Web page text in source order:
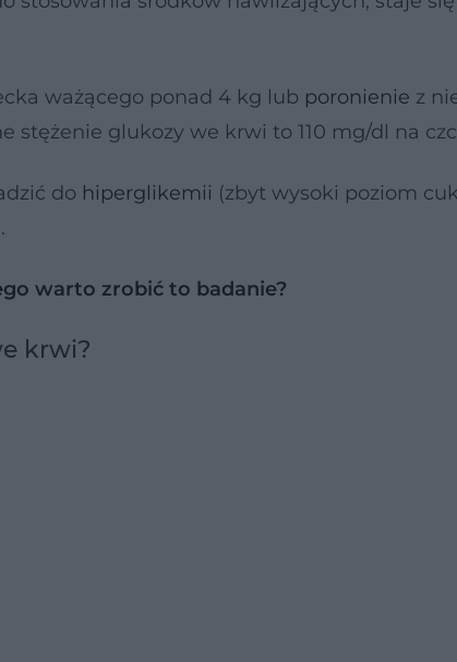
ważącego ponad 4 kg lub poronienie z
stężenie glukozy we krwi to 110 mg/dl na
do hiperglikemii (zbyt wysoki poziom
warto zrobić to badanie?
krwi?